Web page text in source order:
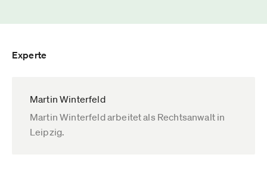
Experte
Martin Winterfeld
Martin Winterfeld arbeitet als Rechtsanwalt in
Leipzig.